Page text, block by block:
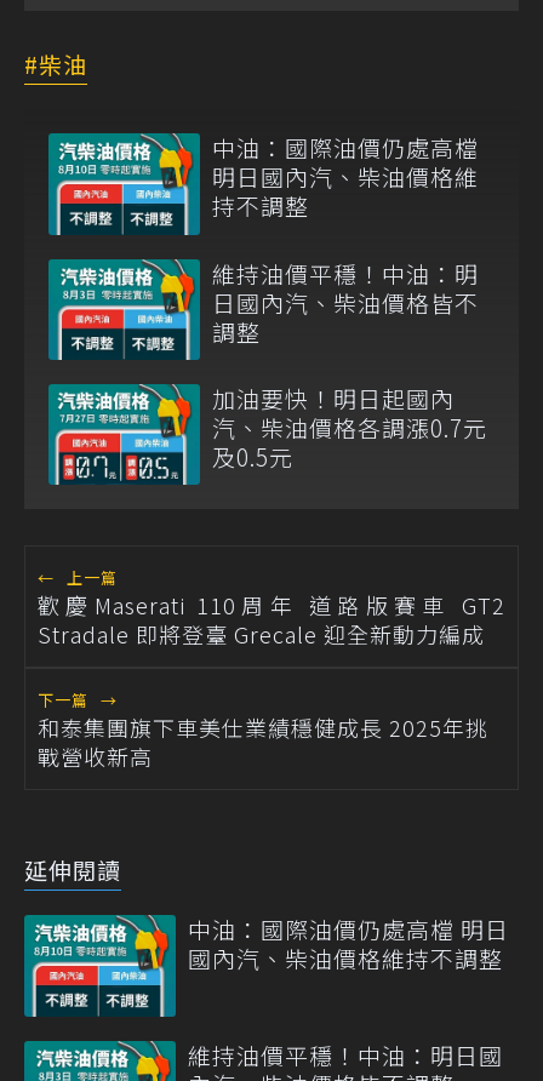
柴油
中油：國際油價仍處高檔
明日國內汽、柴油價格維
持不調整
維持油價平穩！中油：明
日國內汽、柴油價格皆不
調整
加油要快！明日起國內
汽、柴油價格各調漲0.7元
及0.5元
← 上一篇
歡慶Maserati 110周年 道路版賽車 GT2
Stradale 即將登臺 Grecale 迎全新動力編成
下一篇 →
和泰集團旗下車美仕業績穩健成長 2025年挑
戰營收新高
延伸閱讀
中油：國際油價仍處高檔 明日
國內汽、柴油價格維持不調整
維持油價平穩！中油：明日國